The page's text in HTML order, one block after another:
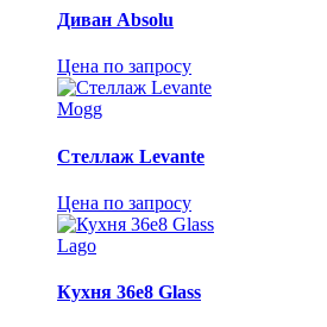
Диван Absolu
Цена по запросу
Mogg
Стеллаж Levante
Цена по запросу
Lago
Кухня 36e8 Glass